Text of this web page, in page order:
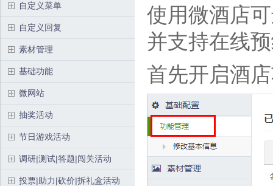
自定义菜单
自定义回复
素材管理
基础功能
微网站
抽奖活动
节日游戏活动
调研|测试|答题|闯关活动
投票|助力|砍价|拆礼盒活动
使用微酒店
并支持在线
首先开启酒